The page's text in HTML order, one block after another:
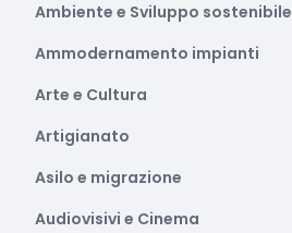
Ambiente e Sviluppo sostenibile
Ammodernamento impianti
Arte e Cultura
Artigianato
Asilo e migrazione
Audiovisivi e Cinema